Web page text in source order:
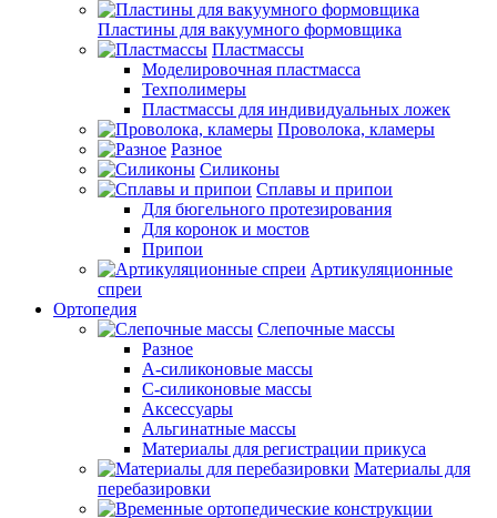
Пластины для вакуумного формовщика
Пластмассы
Моделировочная пластмасса
Техполимеры
Пластмассы для индивидуальных ложек
Проволока, кламеры
Разное
Силиконы
Сплавы и припои
Для бюгельного протезирования
Для коронок и мостов
Припои
Артикуляционные
спреи
Ортопедия
Слепочные массы
Разное
А-силиконовые массы
С-силиконовые массы
Аксессуары
Альгинатные массы
Материалы для регистрации прикуса
Материалы для
перебазировки